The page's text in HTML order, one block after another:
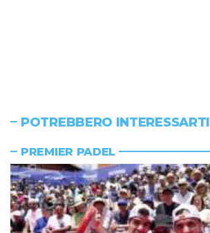
POTREBBERO INTERESSARTI
PREMIER PADEL